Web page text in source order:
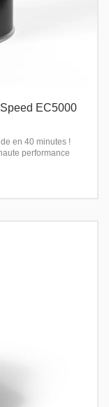
EC5000
en 40 minutes !
performance